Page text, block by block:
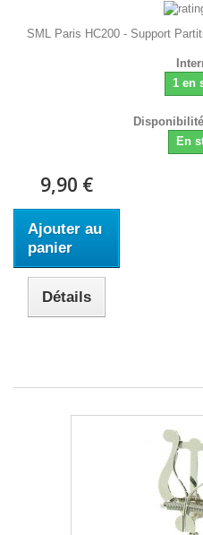
SML Paris HC200 - Support
1 en
En
9,90 €
Ajouter au
panier
Détails